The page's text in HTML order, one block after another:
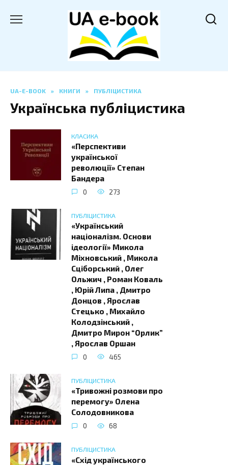
UA-E-BOOK » КНИГИ » ПУБЛІЦИСТИКА
Українська публіцистика
КЛАСИКА
«Перспективи
української
революції» Степан
Бандера
0 273
ПУБЛІЦИСТИКА
«Український
націоналізм. Основи
ідеології» Микола
Міхновський , Микола
Сціборський , Олег
Ольжич , Роман Коваль
, Юрій Липа , Дмитро
Донцов , Ярослав
Стецько , Михайло
Колодзінський ,
Дмитро Мирон “Орлик”
, Ярослав Оршан
0 465
ПУБЛІЦИСТИКА
«Тривожні розмови про
перемогу» Олена
Солодовникова
0 68
ПУБЛІЦИСТИКА
«Схід українського